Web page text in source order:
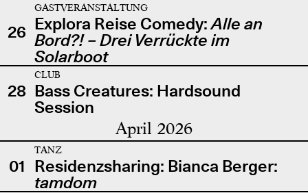
26
GASTVERANSTALTUNG
Explora Reise Comedy:Alle an
Bord?! – Drei Verrückte im
Solarboot
28
CLUB
Bass Creatures: Hardsound
Session
April 2026
01
TANZ
Residenzsharing: Bianca Berger:
tamdom